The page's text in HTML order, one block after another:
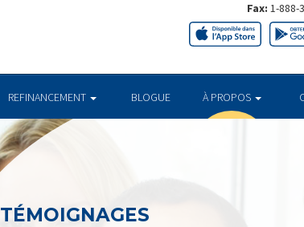
Fax: 1-888-
REFINANCEMENT BLOGUE À PROPOS
TÉMOIGNAGES